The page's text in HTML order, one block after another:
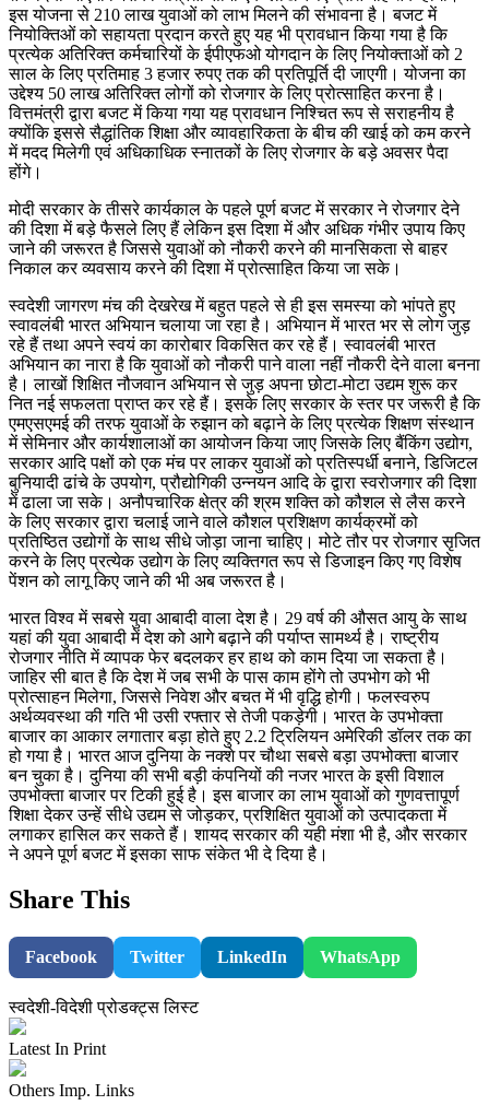
इस योजना से 210 लाख युवाओं को लाभ मिलने की संभावना है। बजट में
नियोक्तिओं को सहायता प्रदान करते हुए यह भी प्रावधान किया गया है कि
प्रत्येक अतिरिक्त कर्मचारियों के ईपीएफओ योगदान के लिए नियोक्ताओं को 2
साल के लिए प्रतिमाह 3 हजार रुपए तक की प्रतिपूर्ति दी जाएगी। योजना का
उद्देश्य 50 लाख अतिरिक्त लोगों को रोजगार के लिए प्रोत्साहित करना है।
वित्तमंत्री द्वारा बजट में किया गया यह प्रावधान निश्चित रूप से सराहनीय है
क्योंकि इससे सैद्धांतिक शिक्षा और व्यावहारिकता के बीच की खाई को कम करने
में मदद मिलेगी एवं अधिकाधिक स्नातकों के लिए रोजगार के बड़े अवसर पैदा
होंगे।
मोदी सरकार के तीसरे कार्यकाल के पहले पूर्ण बजट में सरकार ने रोजगार देने
की दिशा में बड़े फैसले लिए हैं लेकिन इस दिशा में और अधिक गंभीर उपाय किए
जाने की जरूरत है जिससे युवाओं को नौकरी करने की मानसिकता से बाहर
निकाल कर व्यवसाय करने की दिशा में प्रोत्साहित किया जा सके।
स्वदेशी जागरण मंच की देखरेख में बहुत पहले से ही इस समस्या को भांपते हुए
स्वावलंबी भारत अभियान चलाया जा रहा है। अभियान में भारत भर से लोग जुड़
रहे हैं तथा अपने स्वयं का कारोबार विकसित कर रहे हैं। स्वावलंबी भारत
अभियान का नारा है कि युवाओं को नौकरी पाने वाला नहीं नौकरी देने वाला बनना
है। लाखों शिक्षित नौजवान अभियान से जुड़ अपना छोटा-मोटा उद्यम शुरू कर
नित नई सफलता प्राप्त कर रहे हैं। इसके लिए सरकार के स्तर पर जरूरी है कि
एमएसएमई की तरफ युवाओं के रुझान को बढ़ाने के लिए प्रत्येक शिक्षण संस्थान
में सेमिनार और कार्यशालाओं का आयोजन किया जाए जिसके लिए बैंकिंग उद्योग,
सरकार आदि पक्षों को एक मंच पर लाकर युवाओं को प्रतिस्पर्धी बनाने, डिजिटल
बुनियादी ढांचे के उपयोग, प्रौद्योगिकी उन्नयन आदि के द्वारा स्वरोजगार की दिशा
में ढाला जा सके। अनौपचारिक क्षेत्र की श्रम शक्ति को कौशल से लैस करने
के लिए सरकार द्वारा चलाई जाने वाले कौशल प्रशिक्षण कार्यक्रमों को
प्रतिष्ठित उद्योगों के साथ सीधे जोड़ा जाना चाहिए। मोटे तौर पर रोजगार सृजित
करने के लिए प्रत्येक उद्योग के लिए व्यक्तिगत रूप से डिजाइन किए गए विशेष
पेंशन को लागू किए जाने की भी अब जरूरत है।
भारत विश्व में सबसे युवा आबादी वाला देश है। 29 वर्ष की औसत आयु के साथ
यहां की युवा आबादी में देश को आगे बढ़ाने की पर्याप्त सामर्थ्य है। राष्ट्रीय
रोजगार नीति में व्यापक फेर बदलकर हर हाथ को काम दिया जा सकता है।
जाहिर सी बात है कि देश में जब सभी के पास काम होंगे तो उपभोग को भी
प्रोत्साहन मिलेगा, जिससे निवेश और बचत में भी वृद्धि होगी। फलस्वरुप
अर्थव्यवस्था की गति भी उसी रफ्तार से तेजी पकड़ेगी। भारत के उपभोक्ता
बाजार का आकार लगातार बड़ा होते हुए 2.2 ट्रिलियन अमेरिकी डॉलर तक का
हो गया है। भारत आज दुनिया के नक्शे पर चौथा सबसे बड़ा उपभोक्ता बाजार
बन चुका है। दुनिया की सभी बड़ी कंपनियों की नजर भारत के इसी विशाल
उपभोक्ता बाजार पर टिकी हुई है। इस बाजार का लाभ युवाओं को गुणवत्तापूर्ण
शिक्षा देकर उन्हें सीधे उद्यम से जोड़कर, प्रशिक्षित युवाओं को उत्पादकता में
लगाकर हासिल कर सकते हैं। शायद सरकार की यही मंशा भी है, और सरकार
ने अपने पूर्ण बजट में इसका साफ संकेत भी दे दिया है।
Share This
Facebook Twitter LinkedIn WhatsApp
स्वदेशी-विदेशी प्रोडक्ट्स लिस्ट
Latest In Print
Others Imp. Links